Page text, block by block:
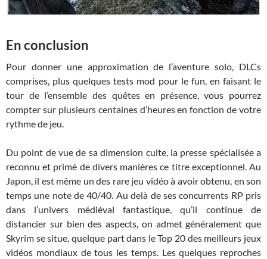
En conclusion
Pour donner une approximation de l’aventure solo, DLCs
comprises, plus quelques tests mod pour le fun, en faisant le
tour de l’ensemble des quêtes en présence, vous pourrez
compter sur plusieurs centaines d’heures en fonction de votre
rythme de jeu.
Du point de vue de sa dimension culte, la presse spécialisée a
reconnu et primé de divers manières ce titre exceptionnel. Au
Japon, il est même un des rare jeu vidéo à avoir obtenu, en son
temps une note de 40/40. Au delà de ses concurrents RP pris
dans l’univers médiéval fantastique, qu’il continue de
distancier sur bien des aspects, on admet généralement que
Skyrim se situe, quelque part dans le Top 20 des meilleurs jeux
vidéos mondiaux de tous les temps. Les quelques reproches